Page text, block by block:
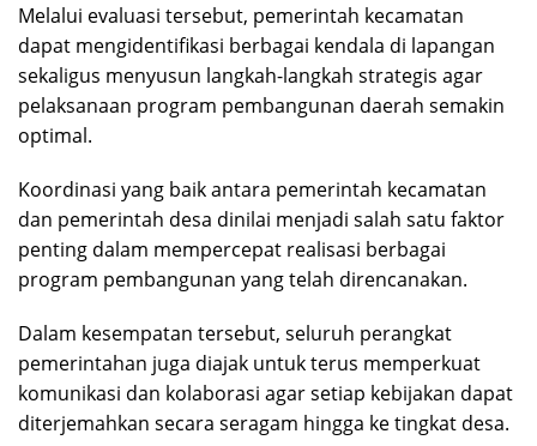
Melalui evaluasi tersebut, pemerintah kecamatan
dapat mengidentifikasi berbagai kendala di lapangan
sekaligus menyusun langkah-langkah strategis agar
pelaksanaan program pembangunan daerah semakin
optimal.
Koordinasi yang baik antara pemerintah kecamatan
dan pemerintah desa dinilai menjadi salah satu faktor
penting dalam mempercepat realisasi berbagai
program pembangunan yang telah direncanakan.
Dalam kesempatan tersebut, seluruh perangkat
pemerintahan juga diajak untuk terus memperkuat
komunikasi dan kolaborasi agar setiap kebijakan dapat
diterjemahkan secara seragam hingga ke tingkat desa.